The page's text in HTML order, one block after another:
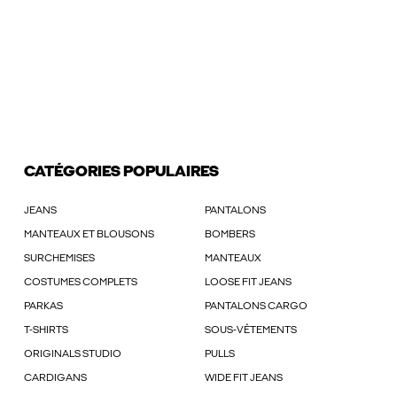
CATÉGORIES POPULAIRES
JEANS PANTALONS
MANTEAUX ET BLOUSONS BOMBERS
SURCHEMISES MANTEAUX
COSTUMES COMPLETS LOOSE FIT JEANS
PARKAS PANTALONS CARGO
T-SHIRTS SOUS-VÊTEMENTS
ORIGINALS STUDIO PULLS
CARDIGANS WIDE FIT JEANS